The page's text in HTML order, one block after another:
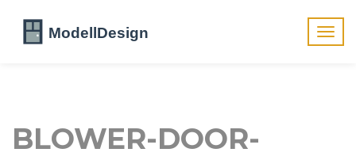
BLOWER-DOOR-